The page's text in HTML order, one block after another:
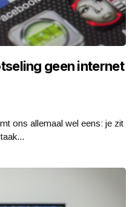
geen internet
ons allemaal wel eens: je zit